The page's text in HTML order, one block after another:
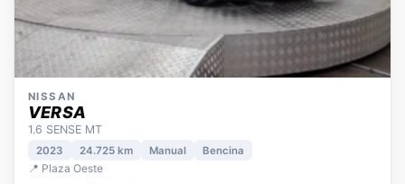
NISSAN
VERSA
1.6 SENSE MT
2023 24.725 km